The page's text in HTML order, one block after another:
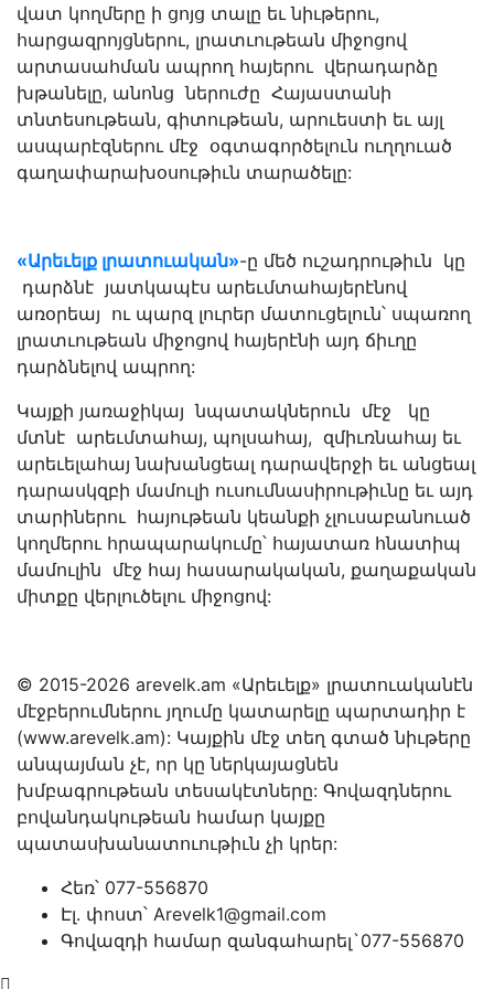
վատ կողմերը ի ցոյց տալը եւ նիւթերու,
հարցազրոյցներու, լրատւութեան միջոցով
արտասահման ապրող հայերու վերադարձը
խթանելը, անոնց ներուժը Հայաստանի
տնտեսութեան, գիտութեան, արուեստի եւ այլ
ասպարէզներու մէջ օգտագործելուն ուղղուած
գաղափարախօսութիւն տարածելը:
«Արեւելք լրատուական»-ը մեծ ուշադրութիւն կը
դարձնէ յատկապէս արեւմտահայերէնով
առօրեայ ու պարզ լուրեր մատուցելուն՝ սպառող
լրատւութեան միջոցով հայերէնի այդ ճիւղը
դարձնելով ապրող:
Կայքի յառաջիկայ նպատակներուն մէջ կը
մտնէ արեւմտահայ, պոլսահայ, զմիւռնահայ եւ
արեւելահայ նախանցեալ դարավերջի եւ անցեալ
դարասկզբի մամուլի ուսումնասիրութիւնը եւ այդ
տարիներու հայութեան կեանքի չլուսաբանուած
կողմերու հրապարակումը՝ հայատառ հնատիպ
մամուլին մէջ հայ հասարակական, քաղաքական
միտքը վերլուծելու միջոցով:
© 2015-2026 arevelk.am «Արեւելք» լրատուականէն
մէջբերումներու յղումը կատարելը պարտադիր է
(www.arevelk.am): Կայքին մէջ տեղ գտած նիւթերը
անպայման չէ, որ կը ներկայացնեն
խմբագրութեան տեսակէտները: Գովազդներու
բովանդակութեան համար կայքը
պատասխանատուութիւն չի կրեր:
Հեռ՝ 077-556870
Էլ. փոստ՝ Arevelk1@gmail.com
Գովազդի համար զանգահարել`077-556870